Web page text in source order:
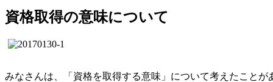
資格取得の意味について
みなさんは、「資格を取得する意味」について考えたことが